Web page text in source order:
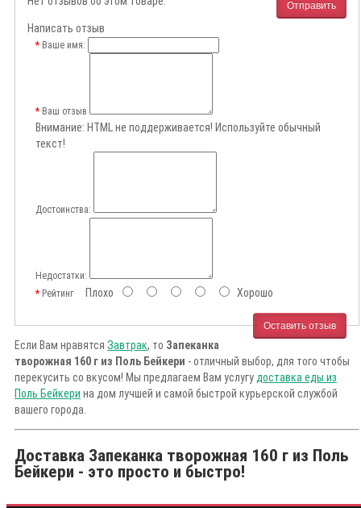
Отправить
Написать отзыв
Ваше имя:
Ваш отзыв
Внимание: HTML не поддерживается! Используйте обычный
текст!
Достоинства:
Недостатки:
РейтингПлохо Хорошо
Оставить отзыв
Если Вам нравятся Завтрак, то Запеканка
творожная 160 г из Поль Бейкери - отличный выбор, для того чтобы
перекусить со вкусом! Мы предлагаем Вам услугу доставка еды из
Поль Бейкери на дом лучшей и самой быстрой курьерской службой
вашего города.
Доставка Запеканка творожная 160 г из Поль
Бейкери - это просто и быстро!